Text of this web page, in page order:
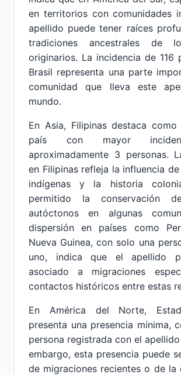
en territorios con comunidades
apellido puede tener raíces
tradiciones ancestrales de
originarios. La incidencia de 116
Brasil representa una parte
comunidad que lleva este
mundo.
En Asia, Filipinas destaca
país con mayor
aproximadamente 3 personas.
en Filipinas refleja la influencia
indígenas y la historia
permitido la conservación
autóctonos en algunas
dispersión en países como
Nueva Guinea, con solo una
uno, indica que el apellido
asociado a migraciones
contactos históricos entre estas
En América del Norte,
presenta una presencia mínima,
persona registrada con el
embargo, esta presencia puede
de migraciones recientes o de la